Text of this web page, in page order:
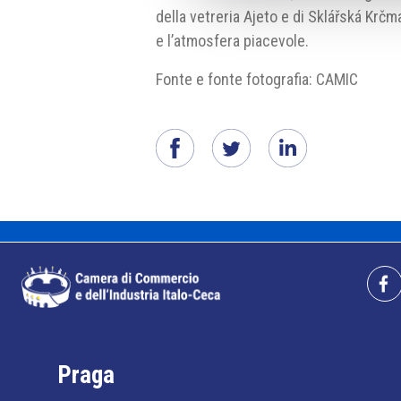
della vetreria Ajeto e di Sklářská
e l’atmosfera piacevole.
Fonte e fonte fotografia: CAMIC
Praga